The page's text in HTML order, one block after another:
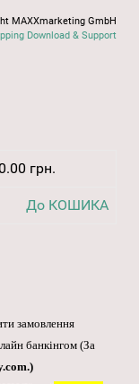
MAXXmarketing GmbH
Download & Support
0.00 грн.
До КОШИКА
замовлення
банкінгом (За
.)